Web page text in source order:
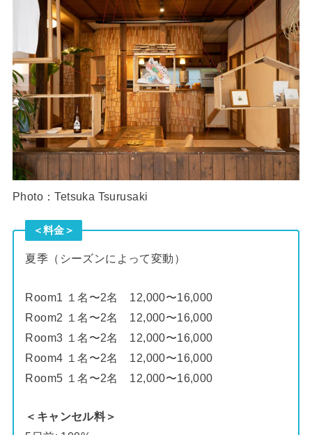
Photo：Tetsuka Tsurusaki
＜料金＞
夏季（シーズンによって変動）
Room1 １名〜2名 12,000〜16,000
Room2 １名〜2名 12,000〜16,000
Room3 １名〜2名 12,000〜16,000
Room4 １名〜2名 12,000〜16,000
Room5 １名〜2名 12,000〜16,000
＜キャンセル料＞